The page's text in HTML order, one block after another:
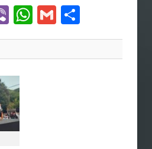
ViberWhatsApp
Gmail